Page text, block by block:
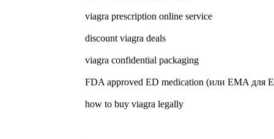
viagra prescription online service
discount viagra deals
viagra confidential packaging
FDA approved ED medication (или EMA для
how to buy viagra legally